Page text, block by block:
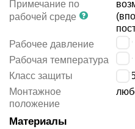
Примечание по
рабочей среде
Рабочее давление
-
Рабочая температура
-5
Класс защиты
Монтажное
положение
Материалы